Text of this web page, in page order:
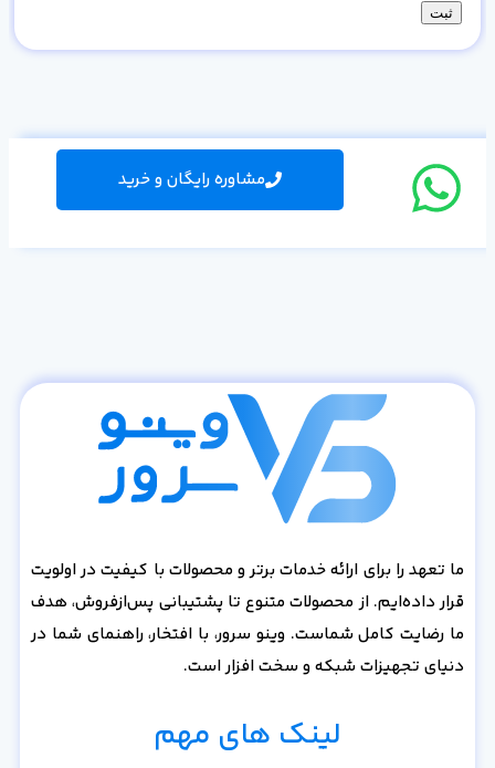
مشاوره رایگان و خرید
ما تعهد را برای ارائه خدمات برتر و محصولات با کیفیت در اولویت
قرار داده‌ایم. از محصولات متنوع تا پشتیبانی پس‌از‌فروش، هدف
ما رضایت کامل شماست. وینو سرور، با افتخار، راهنمای شما در
دنیای تجهیزات شبکه و سخت افزار است.
لینک های مهم